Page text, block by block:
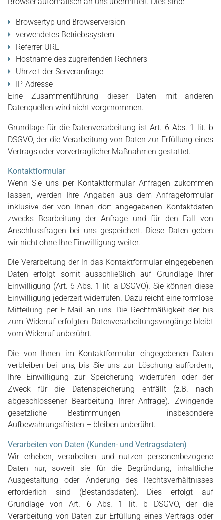
Browsertyp und Browserversion
verwendetes Betriebssystem
Referrer URL
Hostname des zugreifenden Rechners
Uhrzeit der Serveranfrage
IP-Adresse
Eine Zusammenführung dieser Daten mit anderen
Datenquellen wird nicht vorgenommen.
Grundlage für die Datenverarbeitung ist Art. 6 Abs. 1 lit. b
DSGVO, der die Verarbeitung von Daten zur Erfüllung eines
Vertrags oder vorvertraglicher Maßnahmen gestattet.
Kontaktformular
Wenn Sie uns per Kontaktformular Anfragen zukommen
lassen, werden Ihre Angaben aus dem Anfrageformular
inklusive der von Ihnen dort angegebenen Kontaktdaten
zwecks Bearbeitung der Anfrage und für den Fall von
Anschlussfragen bei uns gespeichert. Diese Daten geben
wir nicht ohne Ihre Einwilligung weiter.
Die Verarbeitung der in das Kontaktformular eingegebenen
Daten erfolgt somit ausschließlich auf Grundlage Ihrer
Einwilligung (Art. 6 Abs. 1 lit. a DSGVO). Sie können diese
Einwilligung jederzeit widerrufen. Dazu reicht eine formlose
Mitteilung per E-Mail an uns. Die Rechtmäßigkeit der bis
zum Widerruf erfolgten Datenverarbeitungsvorgänge bleibt
vom Widerruf unberührt.
Die von Ihnen im Kontaktformular eingegebenen Daten
verbleiben bei uns, bis Sie uns zur Löschung auffordern,
Ihre Einwilligung zur Speicherung widerrufen oder der
Zweck für die Datenspeicherung entfällt (z.B. nach
abgeschlossener Bearbeitung Ihrer Anfrage). Zwingende
gesetzliche Bestimmungen – insbesondere
Aufbewahrungsfristen – bleiben unberührt.
Verarbeiten von Daten (Kunden- und Vertragsdaten)
Wir erheben, verarbeiten und nutzen personenbezogene
Daten nur, soweit sie für die Begründung, inhaltliche
Ausgestaltung oder Änderung des Rechtsverhältnisses
erforderlich sind (Bestandsdaten). Dies erfolgt auf
Grundlage von Art. 6 Abs. 1 lit. b DSGVO, der die
Verarbeitung von Daten zur Erfüllung eines Vertrags oder